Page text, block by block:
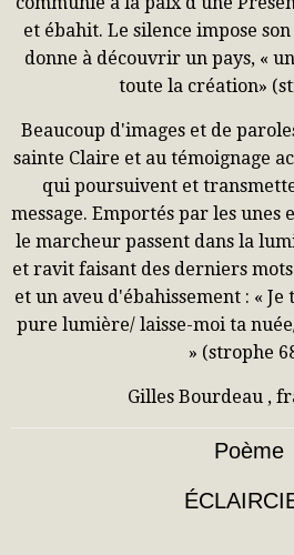
et ébahit. Le silence impose
donne à découvrir un pays, «
toute la création»
Beaucoup d'images et de
sainte Claire et au témoignage
qui poursuivent et
message. Emportés par les unes
le marcheur passent dans la
et ravit faisant des derniers
et un aveu d'ébahissement : «
pure lumière/ laisse-moi ta
» (strophe
Gilles Bourdeau ,
Poème